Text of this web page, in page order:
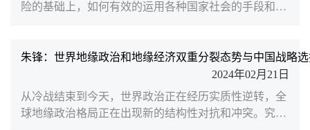
险的基础上，如何有效的运用各种国家社会的手段和筹
朱锋发文指出，为达到实现民族复兴的伟大目标，我国
战略研究必须建立在四个基本的研究基础上。
朱锋：世界地缘政治和地缘经济双重分裂态势与中国战略
2024年02月21日
从冷战结束到今天，世界政治正在经历实质性逆转，全
球地缘政治格局正在出现新的结构性对抗和冲突。究其